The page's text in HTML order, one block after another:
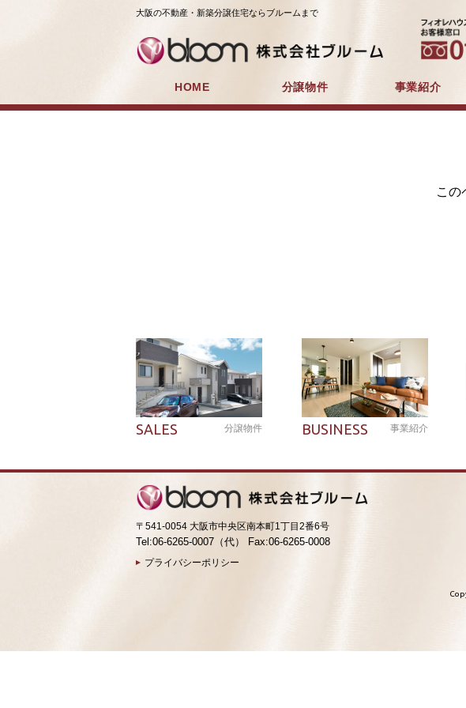
大阪の不動産・新築分譲住宅ならブルームまで
HOME 分譲物件 事業紹介
この
SALES 分譲物件 BUSINESS 事業紹介
〒541-0054 大阪市中央区南本町1丁目2番6号
Tel:06-6265-0007（代） Fax:06-6265-0008
プライバシーポリシー